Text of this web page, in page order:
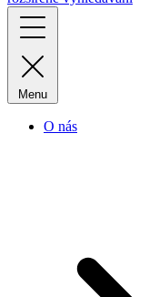
Menu
O nás